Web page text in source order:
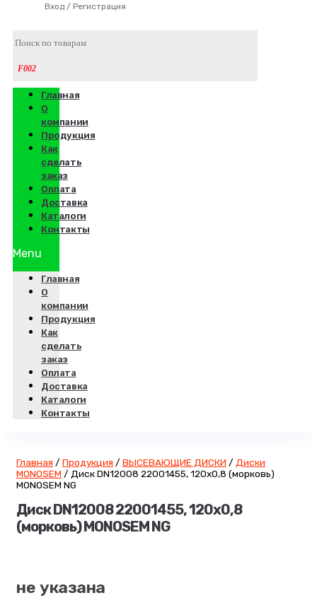
Вход / Регистрация
Главная
О
компании
Продукция
Как
сделать
заказ
Оплата
Доставка
Каталоги
Контакты
Menu
Главная
О
компании
Продукция
Как
сделать
заказ
Оплата
Доставка
Каталоги
Контакты
Главная / Продукция / ВЫСЕВАЮЩИЕ ДИСКИ / Диски
MONOSEM / Диск DN12008 22001455, 120х0,8 (морковь)
MONOSEM NG
Диск DN12008 22001455, 120х0,8
(морковь) MONOSEM NG
не указана